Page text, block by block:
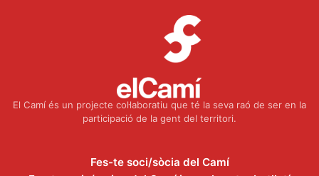
El Camí és un projecte col·laboratiu que té la seva raó de ser en la
participació de la gent del territori.
Fes-te soci/sòcia del Camí